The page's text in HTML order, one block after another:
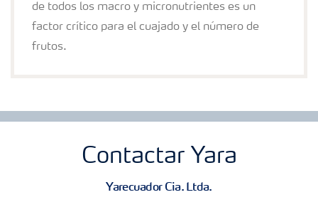
de todos los macro y micronutrientes es un
factor crítico para el cuajado y el número de
frutos.
Contactar Yara
Yarecuador Cia. Ltda.